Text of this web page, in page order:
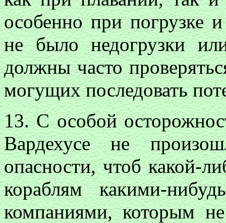
особенно при погрузке
не было недогрузки
должны часто
могущих последовать
13. С особой
Вардехусе не
опасности, чтоб какой-
кораблям какими-
компаниями, которым